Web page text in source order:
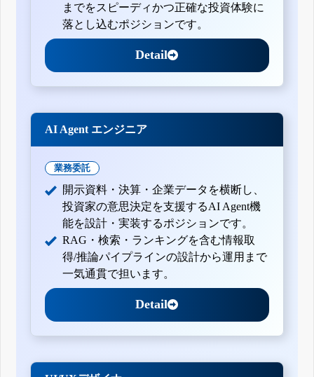
までをスピーディかつ正確な投資体験に
落とし込むポジションです。
Detail
AI Agent エンジニア
業務委託
開示資料・決算・企業データを横断し、
投資家の意思決定を支援するAI Agent機
能を設計・実装するポジションです。
RAG・検索・ランキングを含む情報取
得/推論パイプラインの設計から運用まで
一気通貫で担います。
Detail